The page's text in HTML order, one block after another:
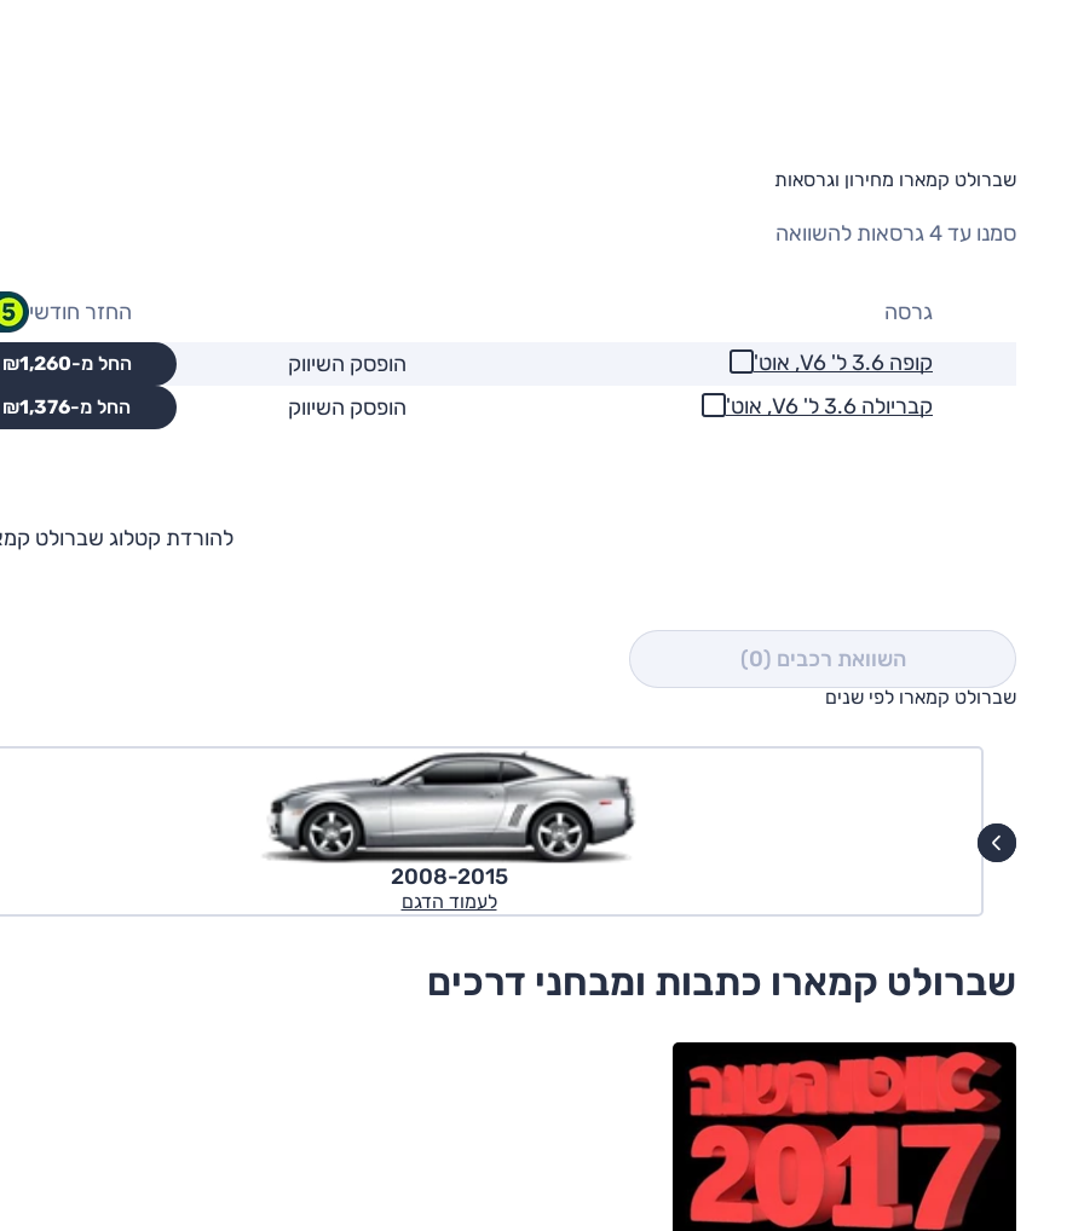
שברולט קמארו מחירון וגרסאות
סמנו עד 4 גרסאות להשוואה
גרסה
החזר חודשי
קופה 3.6 ל' V6, אוט'
הופסק השיווק החל מ-₪1,260
קבריולה 3.6 ל' V6, אוט' הופסק השיווק החל מ-₪1,376
להורדת קטלוג שברולט
השוואת רכבים (0)
שברולט קמארו לפי שנים
2008-2015
לעמוד הדגם
שברולט קמארו כתבות ומבחני דרכים